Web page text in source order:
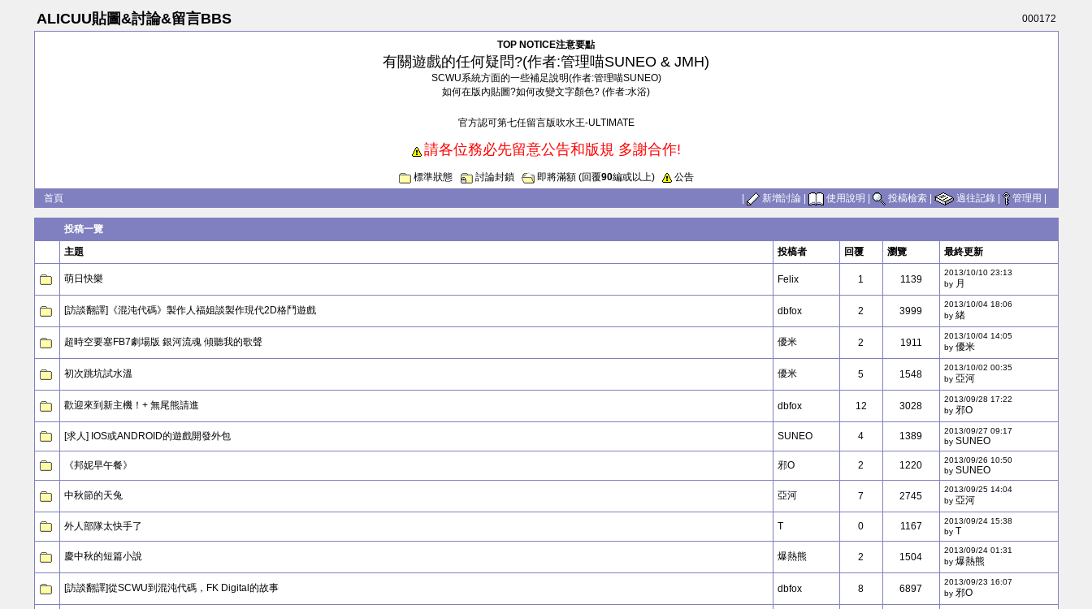
ALICUU貼圖&討論&留言BBS 000172
TOP NOTICE注意要點
有關遊戲的任何疑問?(作者:管理喵SUNEO & JMH)
SCWU系統方面的一些補足說明(作者:管理喵SUNEO)
如何在版內貼圖?如何改變文字顏色? (作者:水浴)
官方認可第七任留言版吹水王-ULTIMATE
請各位務必先留意公告和版規 多謝合作!
標準狀態 討論封鎖 即將滿額 (回覆90編或以上)
公告
首頁
新增討論| 使用說明 投槁檢索| 過往記錄| 管理用
投稿一覽
主題
投槁者 回覆 瀏覽 最終更新
萌日快樂 Felix 1 1139
2013/10/10 23:13
by 月
[訪談翻譯]《混沌代碼》製作人福姐談製作現代2D格鬥遊戲 dbfox 2 3999
2013/10/04 18:06
by 緒
超時空要塞FB7劇場版 銀河流魂 傾聽我的歌聲 優米 2 1911
2013/10/04 14:05
by 優米
初次跳坑試水溫 優米 5 1548
2013/10/02 00:35
by 亞河
歡迎來到新主機！+ 無尾熊請進 dbfox 12 3028
2013/09/28 17:22
by 邪O
[求人] IOS或ANDROID的遊戲開發外包 SUNEO 4 1389
2013/09/27 09:17
by SUNEO
《邦妮早午餐》 邪O 2 1220
2013/09/26 10:50
by SUNEO
中秋節的天兔 亞河 7 2745
2013/09/25 14:04
by 亞河
外人部隊太快手了 T 0 1167
2013/09/24 15:38
by T
慶中秋的短篇小說 爆熱熊 2 1504
2013/09/24 01:31
by 爆熱熊
[訪談翻譯]從SCWU到混沌代碼，FK Digital的故事 dbfox 8 6897
2013/09/23 16:07
by 邪O